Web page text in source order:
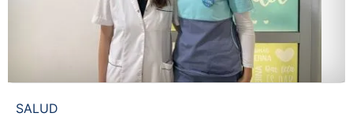
SALUD